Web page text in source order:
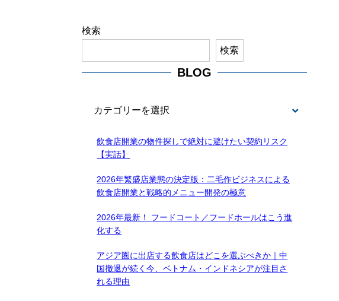
検索
検索
BLOG
BLOG
飲食店開業の物件探しで絶対に避けたい契約リスク
【実話】
2026年繁盛店業態の決定版：二毛作ビジネスによる
飲食店開業と戦略的メニュー開発の極意
2026年最新！ フードコート／フードホールはこう進
化する
アジア圏に出店する飲食店はどこを選ぶべきか｜中
国撤退が続く今、ベトナム・インドネシアが注目さ
れる理由